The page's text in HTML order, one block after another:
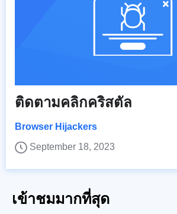
ติดตามคลิกคริสตัล
Browser Hijackers
September 18, 2023
เข้าชมมากที่สุด